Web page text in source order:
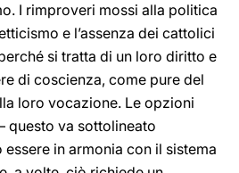
I rimproveri mossi alla politica
e l’assenza dei cattolici
si tratta di un loro diritto e
di coscienza, come pure del
loro vocazione. Le opzioni
questo va sottolineato
in armonia con il sistema